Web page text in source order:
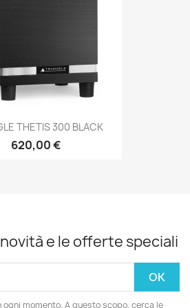
THETIS 300 BLACK
620,00 €
e le offerte speciali
ogni momento. A questo scopo, cerca le